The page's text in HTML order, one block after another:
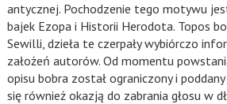
antycznej. Pochodzenie tego motywu
bajek Ezopa i Historii Herodota. Topos
Sewilli, dzieła te czerpały wybiórczo
założeń autorów. Od momentu
opisu bobra został ograniczony i
się również okazją do zabrania głosu w